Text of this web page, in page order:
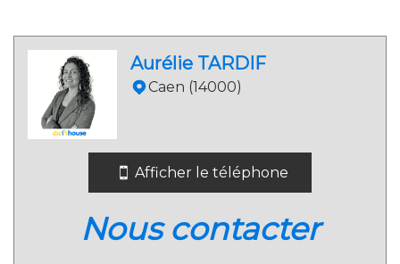
Lycée
Bureau de poste
Mairie
statistiques
Nombre d'habitants
Aurélie TARDIF
Caen (14000)
Afficher le téléphone
nous contacter